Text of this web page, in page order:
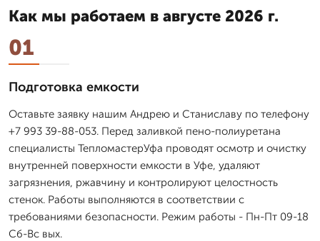
Как мы работаем в августе 2026 г.
01
Подготовка емкости
Оставьте заявку нашим Андрею и Станиславу по телефону
+7 993 39-88-053. Перед заливкой пено-полиуретана
специалисты ТепломастерУфа проводят осмотр и очистку
внутренней поверхности емкости в Уфе, удаляют
загрязнения, ржавчину и контролируют целостность
стенок. Работы выполняются в соответствии с
требованиями безопасности. Режим работы - Пн-Пт 09-18
Сб-Вс вых.